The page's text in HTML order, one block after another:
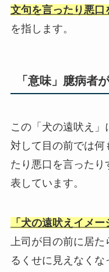
文句を言ったり悪口
を指します。
「意味」臆病者
この「犬の遠吠え
対して目の前では何
たり悪口を言ったり
表しています。
「犬の遠吠えイメー
上司が目の前に居
るくせに見えなく